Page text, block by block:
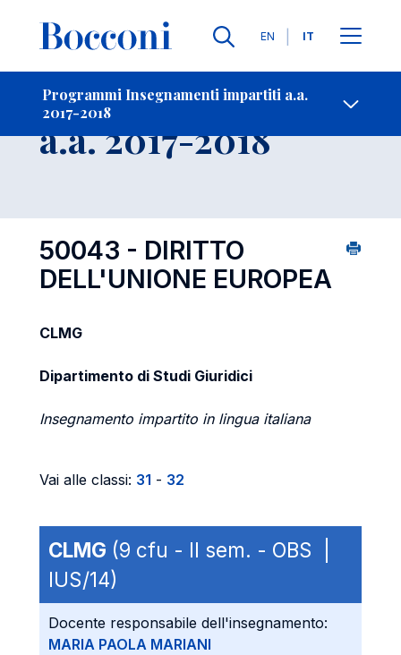
Lingue
EN IT
Programmi Insegnamenti impartiti a.a.
2017-2018
-
Insegnamento
a.a. 2017-2018
50043 - DIRITTO
DELL'UNIONE EUROPEA
CLMG
Dipartimento di Studi Giuridici
Insegnamento impartito in lingua italiana
Vai alle classi: 31 - 32
CLMG (9 cfu - II sem. - OBS |
IUS/14)
Docente responsabile dell'insegnamento:
MARIA PAOLA MARIANI